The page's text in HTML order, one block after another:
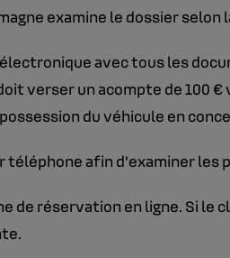
examine le dossier
avec tous les
verser un acompte de 100
du véhicule en
afin d’examiner
de réservation en ligne. Si